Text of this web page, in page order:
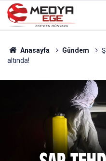
Anasayfa Gündem
altında!